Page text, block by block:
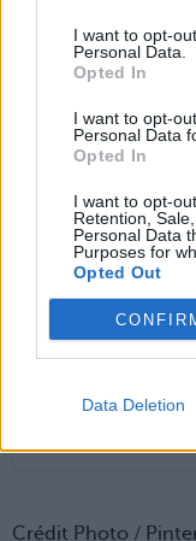
I want to opt-
Personal Data.
Opted In
I want to opt-
Personal Data
Opted In
I want to opt-
Retention,
Personal Data
Purposes for
Opted Out
Data Deletion
My man ❤️️
Crédit Photo /